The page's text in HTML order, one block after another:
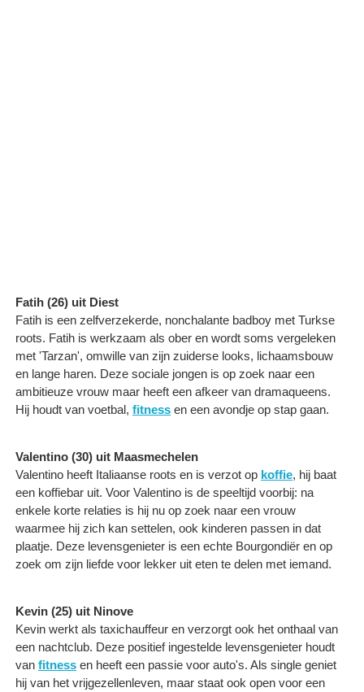
Fatih (26) uit Diest
Fatih is een zelfverzekerde, nonchalante badboy met Turkse
roots. Fatih is werkzaam als ober en wordt soms vergeleken
met 'Tarzan', omwille van zijn zuiderse looks, lichaamsbouw
en lange haren. Deze sociale jongen is op zoek naar een
ambitieuze vrouw maar heeft een afkeer van dramaqueens.
Hij houdt van voetbal, fitness en een avondje op stap gaan.
Valentino (30) uit Maasmechelen
Valentino heeft Italiaanse roots en is verzot op koffie, hij baat
een koffiebar uit. Voor Valentino is de speeltijd voorbij: na
enkele korte relaties is hij nu op zoek naar een vrouw
waarmee hij zich kan settelen, ook kinderen passen in dat
plaatje. Deze levensgenieter is een echte Bourgondiër en op
zoek om zijn liefde voor lekker uit eten te delen met iemand.
Kevin (25) uit Ninove
Kevin werkt als taxichauffeur en verzorgt ook het onthaal van
een nachtclub. Deze positief ingestelde levensgenieter houdt
van fitness en heeft een passie voor auto's. Als single geniet
hij van het vrijgezellenleven, maar staat ook open voor een